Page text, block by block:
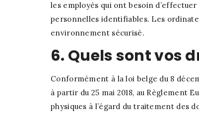
les employés qui ont besoin
personnelles identifiables. Les
environnement sécurisé.
6. Quels sont vos
Conformément à la loi belge du 8
à partir du 25 mai 2018, au Règlement
physiques à l’égard du traitement des